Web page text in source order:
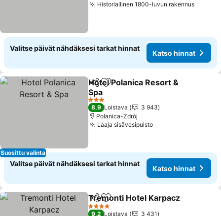
Historiallinen 1800-luvun rakennusKatso
Valitse päivät nähdäksesi tarkat hinnat
Katso hinnat
Suosittu valinta
Jaa Lisää suosikkeihin
Hotel Polanica Resort &
Spa
Katso hinnat
3 Tähtiluokitus
8,9 Loistava
3 943
Polanica-Zdrój
Laaja sisävesipuistoKatso hinnat
Valitse päivät nähdäksesi tarkat hinnat
Katso hinnat
Jaa Lisää suosikkeihin
Tremonti Hotel Karpacz
4 Tähtiluokitus
9,2 Loistava
3 431